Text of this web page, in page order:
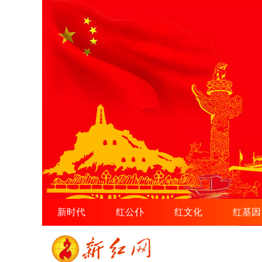
新时代 红公仆 红文化 红基因